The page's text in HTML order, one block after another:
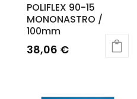
POLIFLEX 90-15
MONONASTRO /
100mm
38,06 €